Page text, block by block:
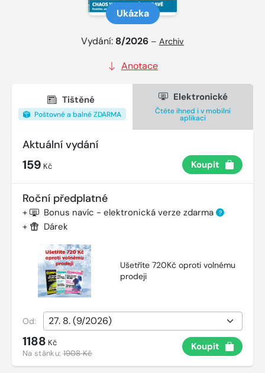
Ukázka
Vydání: 8/2026 – Archiv
Anotace
Tištěné
Poštovné a balné ZDARMA
Elektronické
Čtěte ihned i v mobilní
aplikaci
Aktuální vydání
159 Kč Koupit
Roční předplatné
+ Bonus navíc - elektronická verze zdarma ?
+ Dárek
Ušetříte 720Kč oproti volnému
prodeji
Od:
1188 Kč
Na stánku:1908 Kč
Koupit